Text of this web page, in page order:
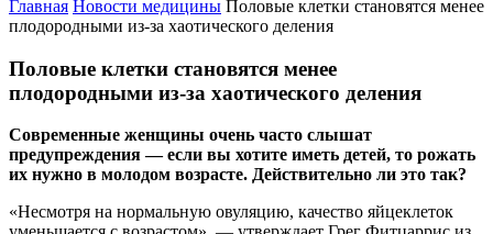
Главная Новости медицины Половые клетки становятся менее
плодородными из-за хаотического деления
Половые клетки становятся менее
плодородными из-за хаотического деления
Современные женщины очень часто слышат
предупреждения — если вы хотите иметь детей, то рожать
их нужно в молодом возрасте. Действительно ли это так?
«Несмотря на нормальную овуляцию, качество яйцеклеток